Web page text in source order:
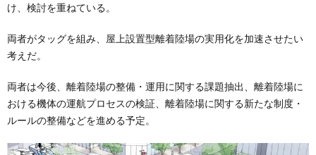
け、検討を重ねている。
両者がタッグを組み、屋上設置型離着陸場の実用化を加速させたい
考えだ。
両者は今後、離着陸場の整備・運用に関する課題抽出、離着陸場に
おける機体の運航プロセスの検証、離着陸場に関する新たな制度・
ルールの整備などを進める予定。